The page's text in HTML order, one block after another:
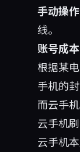
手动操
线。
账号成
根据某
手机的
而云手
云手机
云手机